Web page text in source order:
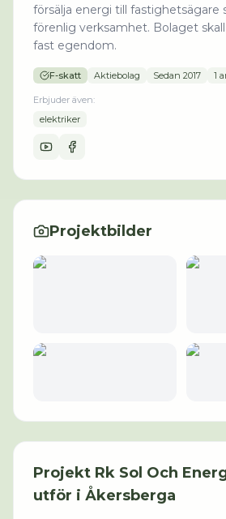
försälja energi till fastighetsägare
förenlig verksamhet. Bolaget
fast egendom.
F-skatt Aktiebolag Sedan 2017 1
Erbjuder även:
elektriker
Projektbilder
Projekt Rk Sol Och
utför i Åkersberga